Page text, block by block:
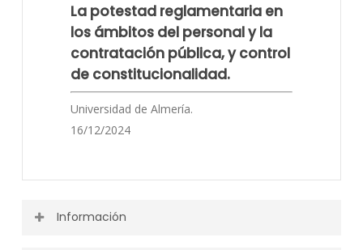
La potestad reglamentaria en
los ámbitos del personal y la
contratación pública, y control
de constitucionalidad.
Universidad de Almería.
16/12/2024
Información